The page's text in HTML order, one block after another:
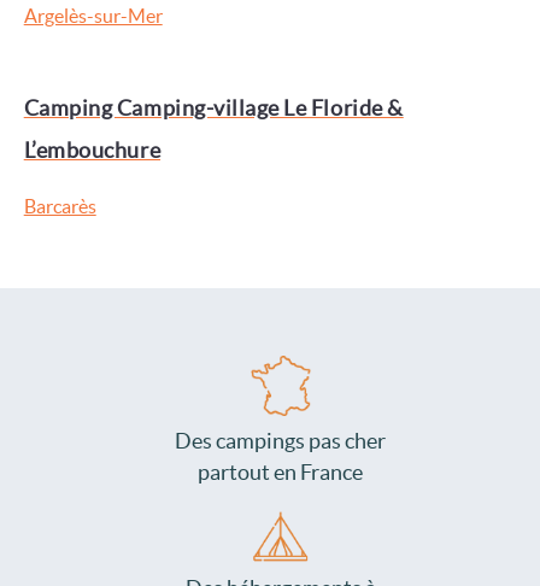
Argelès-sur-Mer
Camping Camping-village Le Floride &
L’embouchure
Barcarès
Des campings pas cher
partout en France